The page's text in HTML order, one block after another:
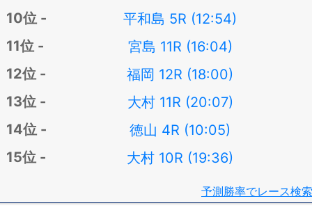
平和島 5R (12:54)
宮島 11R (16:04)
福岡 12R (18:00)
大村 11R (20:07)
徳山 4R (10:05)
大村 10R (19:36)
予測勝率でレース検索